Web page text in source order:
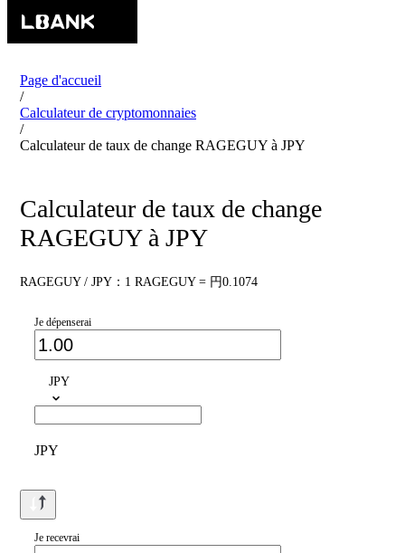
Page d'accueil
/
Calculateur de cryptomonnaies
/
Calculateur de taux de change RAGEGUY à JPY
Calculateur de taux de change
RAGEGUY à JPY
RAGEGUY / JPY：1 RAGEGUY = 円0.1074
Je dépenserai
JPY
JPY
Je recevrai